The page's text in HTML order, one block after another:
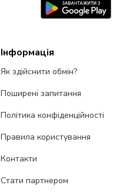
Інформація
Як здійснити обмін?
Поширені запитання
Політика конфіденційності
Правила користування
Контакти
Стати партнером